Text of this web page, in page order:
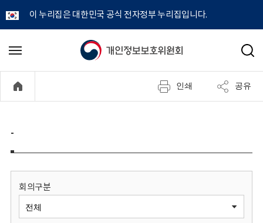
이 누리집은 대한민국 공식 전자정부 누리집입니다.
개
정
보
메
기
검
인쇄 공유
-
회의구분